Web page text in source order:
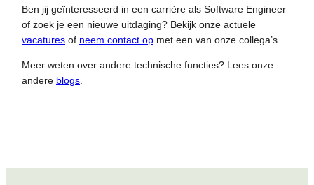
Ben jij geïnteresseerd in een carrière als Software Engineer
of zoek je een nieuwe uitdaging? Bekijk onze actuele
vacatures of neem contact op met een van onze collega’s.
Meer weten over andere technische functies? Lees onze
andere blogs